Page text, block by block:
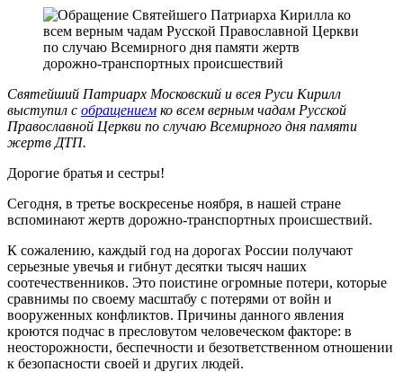
Святейший Патриарх Московский и всея Руси Кирилл
выступил с обращением ко всем верным чадам Русской
Православной Церкви по случаю Всемирного дня памяти
жертв ДТП.
Дорогие братья и сестры!
Сегодня, в третье воскресенье ноября, в нашей стране
вспоминают жертв дорожно-транспортных происшествий.
К сожалению, каждый год на дорогах России получают
серьезные увечья и гибнут десятки тысяч наших
соотечественников. Это поистине огромные потери, которые
сравнимы по своему масштабу с потерями от войн и
вооруженных конфликтов. Причины данного явления
кроются подчас в пресловутом человеческом факторе: в
неосторожности, беспечности и безответственном отношении
к безопасности своей и других людей.